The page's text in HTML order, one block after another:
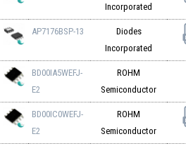
Incorporated
AP7176BSP-13
Diodes
Incorporated
BD00IA5WEFJ-
E2
ROHM
Semiconductor
BD00IC0WEFJ-
E2
ROHM
Semiconductor